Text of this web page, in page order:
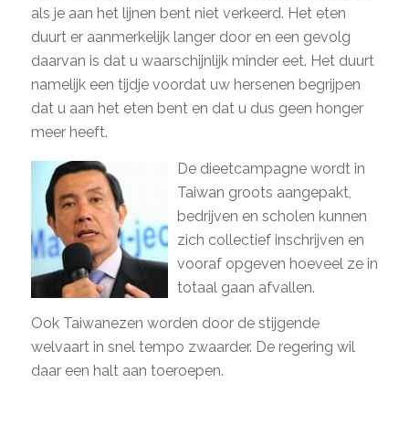
als je aan het lijnen bent niet verkeerd. Het eten
duurt er aanmerkelijk langer door en een gevolg
daarvan is dat u waarschijnlijk minder eet. Het duurt
namelijk een tijdje voordat uw hersenen begrijpen
dat u aan het eten bent en dat u dus geen honger
meer heeft.
De dieetcampagne wordt in
Taiwan groots aangepakt,
bedrijven en scholen kunnen
zich collectief inschrijven en
vooraf opgeven hoeveel ze in
totaal gaan afvallen.
Ook Taiwanezen worden door de stijgende
welvaart in snel tempo zwaarder. De regering wil
daar een halt aan toeroepen.